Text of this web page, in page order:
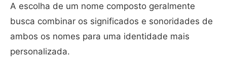
A escolha de um nome composto geralmente
busca combinar os significados e sonoridades de
ambos os nomes para uma identidade mais
personalizada.